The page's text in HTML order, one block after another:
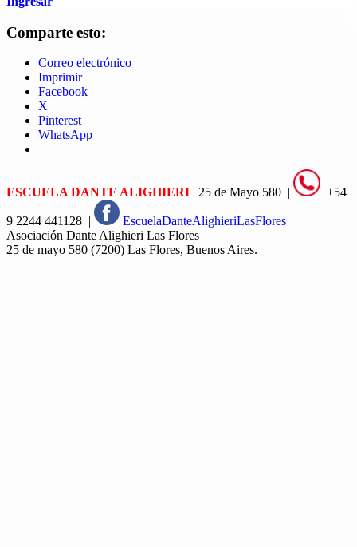
Comparte esto:
Correo electrónico
Imprimir
Facebook
X
Pinterest
WhatsApp
ESCUELA DANTE ALIGHIERI | 25 de Mayo 580 | +54
9 2244 441128 |
EscuelaDanteAlighieriLasFlores
Asociación Dante Alighieri Las Flores
25 de mayo 580 (7200) Las Flores, Buenos Aires.